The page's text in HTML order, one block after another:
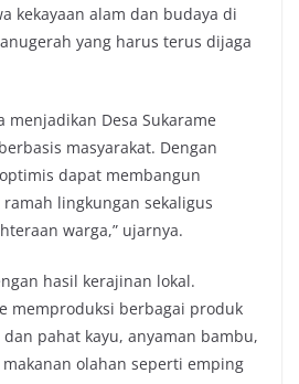
kekayaan alam dan budaya di
yang harus terus dijaga
menjadikan Desa Sukarame
masyarakat. Dengan
dapat membangun
lingkungan sekaligus
warga,” ujarnya.
hasil kerajinan lokal.
memproduksi berbagai produk
pahat kayu, anyaman bambu,
olahan seperti emping